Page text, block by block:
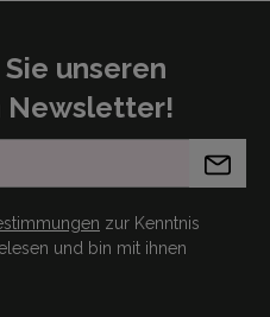
unseren
Newsletter!
zur Kenntnis
und bin mit ihnen